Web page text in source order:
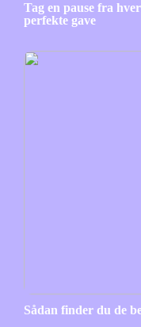
Tag en pause fra
perfekte gave
Sådan finder du de